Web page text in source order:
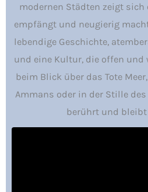
modernen Städten zeigt sich
empfängt und neugierig
lebendige Geschichte,
und eine Kultur, die offen und
beim Blick über das Tote
Ammans oder in der Stille
berührt und bleibt